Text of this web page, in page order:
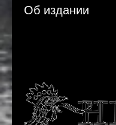
Об издании